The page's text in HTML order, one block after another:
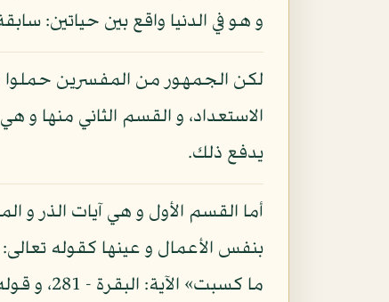
و هو في الدنيا واقع بين حياتين:
لكن الجمهور من المفسرين حملوا
الاستعداد، و القسم الثاني منها و
يدفع ذلك.
أما القسم الأول و هي آيات الذر و